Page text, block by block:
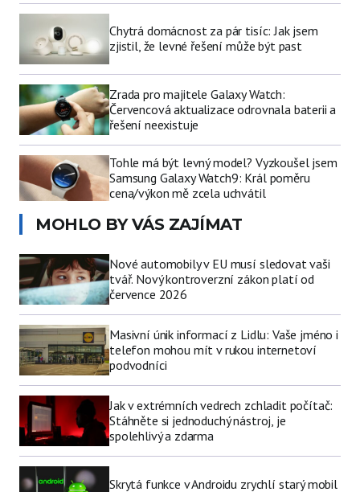
Chytrá domácnost za pár tisíc: Jak jsem
zjistil, že levné řešení může být past
Zrada pro majitele Galaxy Watch:
Červencová aktualizace odrovnala baterii a
řešení neexistuje
Tohle má být levný model? Vyzkoušel jsem
Samsung Galaxy Watch9: Král poměru
cena/výkon mě zcela uchvátil
MOHLO BY VÁS ZAJÍMAT
Nové automobily v EU musí sledovat vaši
tvář. Nový kontroverzní zákon platí od
července 2026
Masivní únik informací z Lidlu: Vaše jméno i
telefon mohou mít v rukou internetoví
podvodníci
Jak v extrémních vedrech zchladit počítač:
Stáhněte si jednoduchý nástroj, je
spolehlivý a zdarma
Skrytá funkce v Androidu zrychlí starý mobil